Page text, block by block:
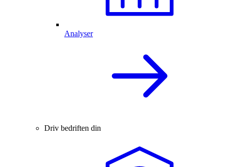
Analyser
Driv bedriften din